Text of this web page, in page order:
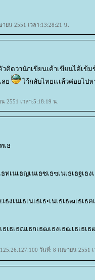
น 2551 เวลา:13:28:21 น.
ดว่านักเขียนเค้าเขียนได้เข้ม
ล
ไว้กลับไทยเเเล้วค่อยไป
2551 เวลา:5:18:19 น.
เธ
เนเธญเนเธซเธฃเนเธเธฐเธง
นเธเนเธเธ•เนเธเธฒเธเธ
เธเธเธณเธกเธฒเธงเธฒเธเธ
125.26.127.100 วันที่: 8 เมษายน 2551